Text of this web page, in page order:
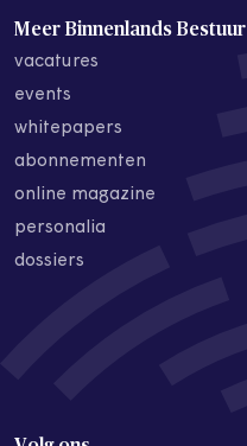
Meer Binnenlands Bestuur
vacatures
events
whitepapers
abonnementen
online magazine
personalia
dossiers